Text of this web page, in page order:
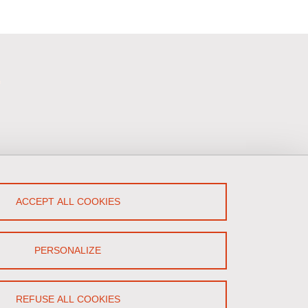
LinkedIn
ACCEPT ALL COOKIES
REFUSE ALL COOKIES
PERSONALIZE